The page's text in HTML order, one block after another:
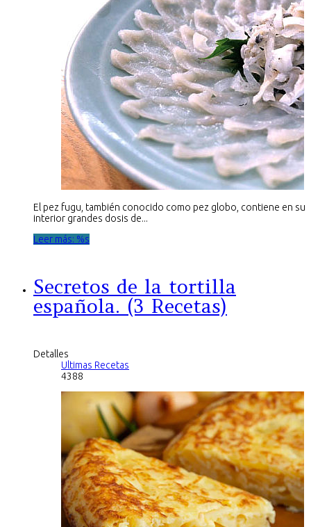
El pez fugu, también conocido como pez globo, contiene en su
interior grandes dosis de...
Leer más: %s
Secretos de la tortilla
española. (3 Recetas)
Detalles
Ultimas Recetas
4388